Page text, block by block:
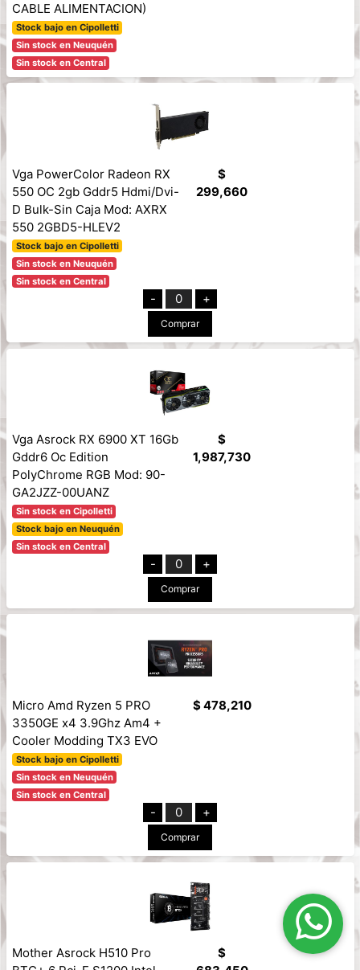
CABLE ALIMENTACION)
Stock bajo en Cipolletti
Sin stock en Neuquén
Sin stock en Central
Vga PowerColor Radeon RX
550 OC 2gb Gddr5 Hdmi/Dvi-
D Bulk-Sin Caja Mod: AXRX
550 2GBD5-HLEV2
Stock bajo en Cipolletti
Sin stock en Neuquén
Sin stock en Central
$
299,660
- 0 +
Comprar
Vga Asrock RX 6900 XT 16Gb
Gddr6 Oc Edition
PolyChrome RGB Mod: 90-
GA2JZZ-00UANZ
Sin stock en Cipolletti
Stock bajo en Neuquén
Sin stock en Central
$
1,987,730
- 0 +
Comprar
Micro Amd Ryzen 5 PRO
3350GE x4 3.9Ghz Am4 +
Cooler Modding TX3 EVO
Stock bajo en Cipolletti
Sin stock en Neuquén
Sin stock en Central
$ 478,210
- 0 +
Comprar
Mother Asrock H510 Pro
$